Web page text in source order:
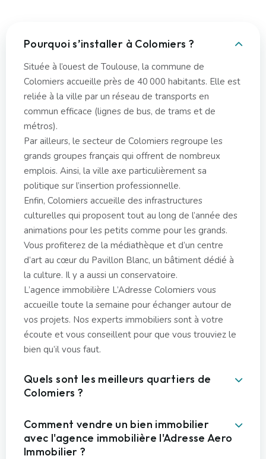
Pourquoi s’installer à Colomiers ?
Située à l’ouest de Toulouse, la commune de
Colomiers accueille près de 40 000 habitants. Elle est
reliée à la ville par un réseau de transports en
commun efficace (lignes de bus, de trams et de
métros).
Par ailleurs, le secteur de Colomiers regroupe les
grands groupes français qui offrent de nombreux
emplois. Ainsi, la ville axe particulièrement sa
politique sur l’insertion professionnelle.
Enfin, Colomiers accueille des infrastructures
culturelles qui proposent tout au long de l’année des
animations pour les petits comme pour les grands.
Vous profiterez de la médiathèque et d’un centre
d’art au cœur du Pavillon Blanc, un bâtiment dédié à
la culture. Il y a aussi un conservatoire.
L’agence immobilière L’Adresse Colomiers vous
accueille toute la semaine pour échanger autour de
vos projets. Nos experts immobiliers sont à votre
écoute et vous conseillent pour que vous trouviez le
bien qu’il vous faut.
Quels sont les meilleurs quartiers de
Colomiers ?
Comment vendre un bien immobilier
avec l'agence immobilière l'Adresse Aero
Immobilier ?